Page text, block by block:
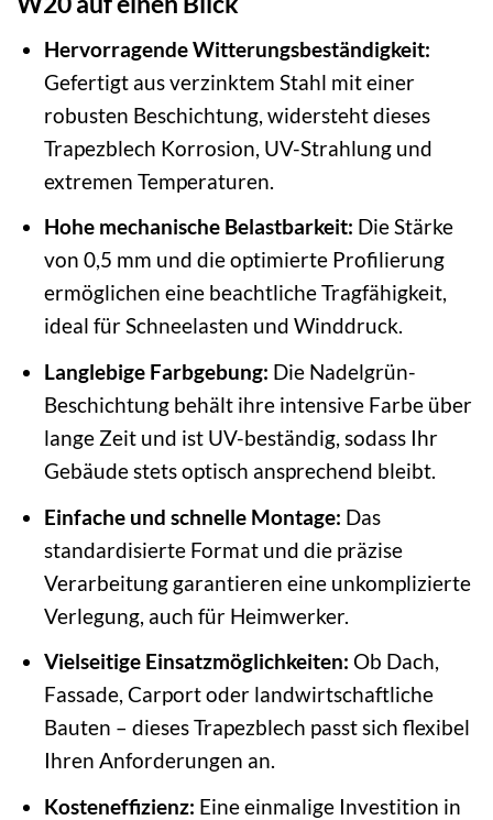
Hervorragende Witterungsbeständigkeit:
Gefertigt aus verzinktem Stahl mit einer
robusten Beschichtung, widersteht dieses
Trapezblech Korrosion, UV-Strahlung und
extremen Temperaturen.
Hohe mechanische Belastbarkeit: Die Stärke
von 0,5 mm und die optimierte Profilierung
ermöglichen eine beachtliche Tragfähigkeit,
ideal für Schneelasten und Winddruck.
Langlebige Farbgebung: Die Nadelgrün-
Beschichtung behält ihre intensive Farbe über
lange Zeit und ist UV-beständig, sodass Ihr
Gebäude stets optisch ansprechend bleibt.
Einfache und schnelle Montage: Das
standardisierte Format und die präzise
Verarbeitung garantieren eine unkomplizierte
Verlegung, auch für Heimwerker.
Vielseitige Einsatzmöglichkeiten: Ob Dach,
Fassade, Carport oder landwirtschaftliche
Bauten – dieses Trapezblech passt sich flexibel
Ihren Anforderungen an.
Kosteneffizienz: Eine einmalige Investition in